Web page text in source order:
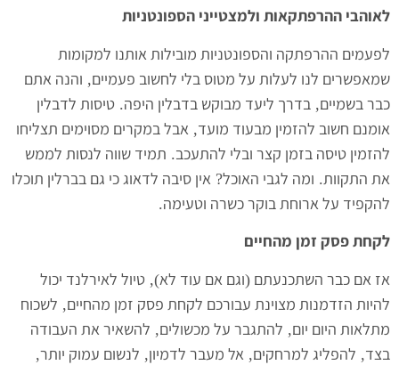
לאוהבי ההרפתקאות ולמצטייני הספונטניות
לפעמים ההרפתקה והספונטניות מובילות אותנו למקומות
שמאפשרים לנו לעלות על מטוס בלי לחשוב פעמיים, והנה אתם
כבר בשמיים, בדרך ליעד מבוקש בדבלין היפה. טיסות לדבלין
אומנם חשוב להזמין מבעוד מועד, אבל במקרים מסוימים תצליחו
להזמין טיסה בזמן קצר ובלי להתעכב. תמיד שווה לנסות לממש
את התקוות. ומה לגבי האוכל? אין סיבה לדאוג כי גם בברלין תוכלו
להקפיד על ארוחת בוקר כשרה וטעימה.
לקחת פסק זמן מהחיים
אז אם כבר השתכנעתם (וגם אם עוד לא), טיול לאירלנד יכול
להיות הזדמנות מצוינת עבורכם לקחת פסק זמן מהחיים, לשכוח
מתלאות היום יום, להתגבר על מכשולים, להשאיר את העבודה
בצד, להפליג למרחקים, אל מעבר לדמיון, לנשום עמוק יותר,